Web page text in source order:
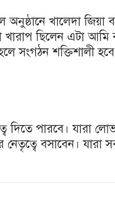
অনুষ্ঠানে খালেদা জিয়া
খারাপ ছিলেন এটা আমি
সংগঠন শক্তিশালী
দিতে পারবে। যারা
নেতৃত্বে বসাবেন। যারা